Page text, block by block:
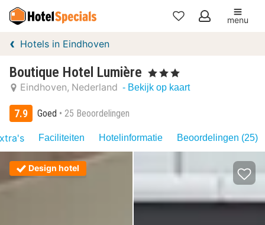
Mijn
menu
Hotels in Eindhoven
Boutique Hotel Lumière , 3 Sterren
Eindhoven Nederland - Bekijk op kaart
7.9 Goed 25 Beoordelingen
Faciliteiten Hotelinformatie Beoordelingen (25)
Design hotel